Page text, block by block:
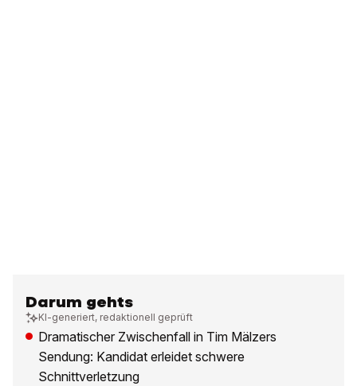
Darum gehts
KI-generiert, redaktionell geprüft
Dramatischer Zwischenfall in Tim Mälzers
Sendung: Kandidat erleidet schwere
Schnittverletzung